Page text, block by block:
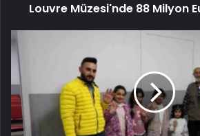
Louvre Müzesi'nde 88 Milyon